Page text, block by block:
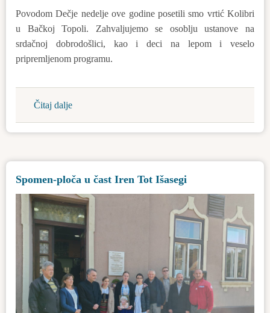
Povodom Dečje nedelje ove godine posetili smo vrtić Kolibri
u Bačkoj Topoli. Zahvaljujemo se osoblju ustanove na
srdačnoj dobrodošlici, kao i deci na lepom i veselo
pripremljenom programu.
Čitaj dalje
Deca
su
Spomen-ploča u čast Iren Tot Išasegi